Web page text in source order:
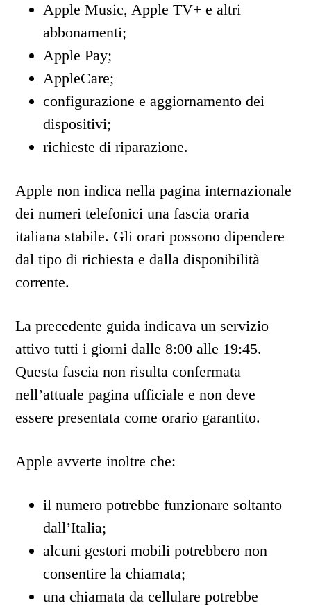
Apple Music, Apple TV+ e altri
abbonamenti;
Apple Pay;
AppleCare;
configurazione e aggiornamento dei
dispositivi;
richieste di riparazione.
Apple non indica nella pagina internazionale
dei numeri telefonici una fascia oraria
italiana stabile. Gli orari possono dipendere
dal tipo di richiesta e dalla disponibilità
corrente.
La precedente guida indicava un servizio
attivo tutti i giorni dalle 8:00 alle 19:45.
Questa fascia non risulta confermata
nell’attuale pagina ufficiale e non deve
essere presentata come orario garantito.
Apple avverte inoltre che:
il numero potrebbe funzionare soltanto
dall’Italia;
alcuni gestori mobili potrebbero non
consentire la chiamata;
una chiamata da cellulare potrebbe